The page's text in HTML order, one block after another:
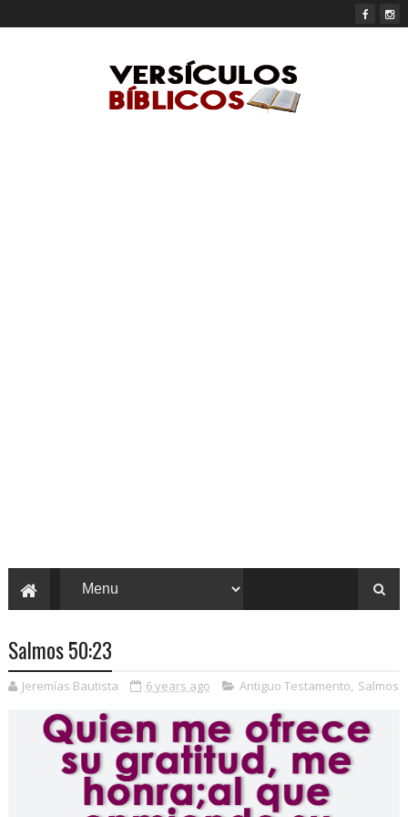
Salmos 50:23
Jeremías Bautista 6 years ago Antiguo Testamento, Salmos